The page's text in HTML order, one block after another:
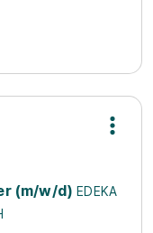
(m/w/d) EDEKA